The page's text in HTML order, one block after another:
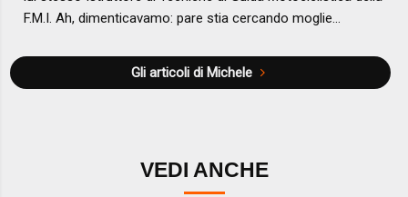
F.M.I. Ah, dimenticavamo: pare stia cercando moglie…
Gli articoli di Michele
VEDI ANCHE